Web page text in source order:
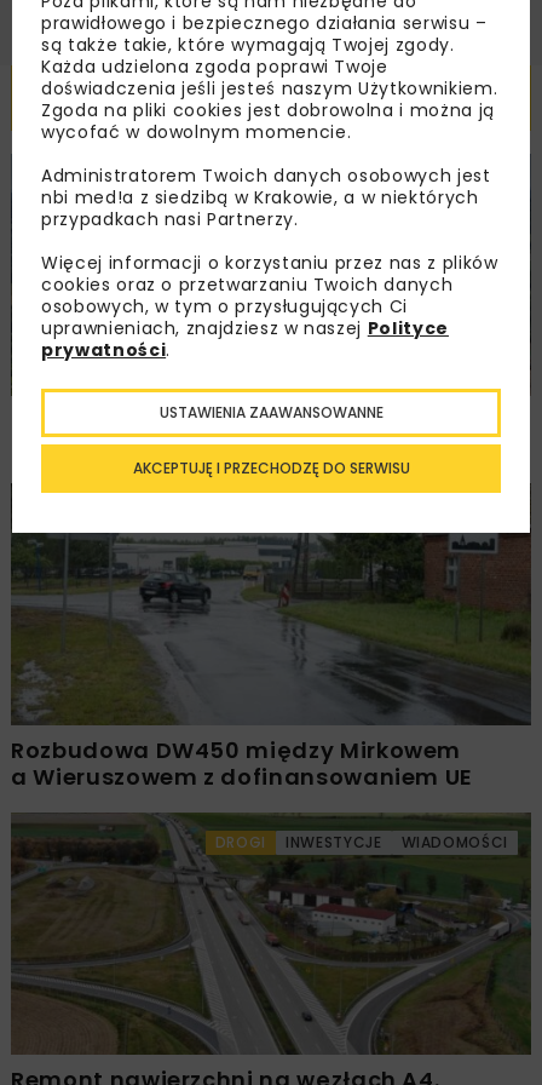
Powiązane artykuły
KOLEJ WIADOMOŚCI INWESTYCJE
PKP PLK ogłosiły przetarg na odcinek Gdów
– Szczyrzyc projektu Podłęże–Piekiełko
Rozbudowa DW450 między Mirkowem
a Wieruszowem z dofinansowaniem UE
DROGI INWESTYCJE WIADOMOŚCI
prawidłowego i bezpiecznego działania serwisu –
są także takie, które wymagają Twojej zgody.
Każda udzielona zgoda poprawi Twoje
doświadczenia jeśli jesteś naszym Użytkownikiem.
Zgoda na pliki cookies jest dobrowolna i można ją
wycofać w dowolnym momencie.
Administratorem Twoich danych osobowych jest
nbi med!a z siedzibą w Krakowie, a w niektórych
przypadkach nasi Partnerzy.
Więcej informacji o korzystaniu przez nas z plików
cookies oraz o przetwarzaniu Twoich danych
osobowych, w tym o przysługujących Ci
uprawnieniach, znajdziesz w naszej Polityce
prywatności.
AKCEPTUJĘ I PRZECHODZĘ DO SERWISU
USTAWIENIA ZAAWANSOWANNE